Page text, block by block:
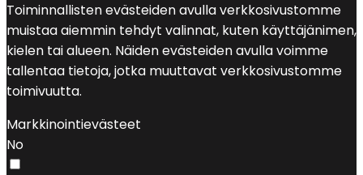
Toiminnallisten evästeiden avulla verkkosivustomme
muistaa aiemmin tehdyt valinnat, kuten käyttäjänimen,
kielen tai alueen. Näiden evästeiden avulla voimme
tallentaa tietoja, jotka muuttavat verkkosivustomme
toimivuutta.
Markkinointievästeet
No